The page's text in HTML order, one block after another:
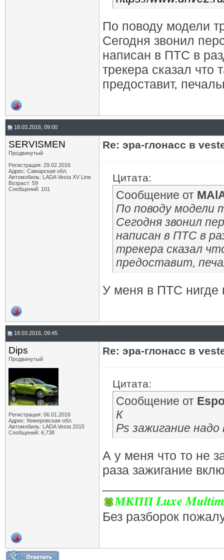
По поводу модели
Сегодня звонил
написан в ПТС в
трекера сказал
предоставит,
18.03.2016, 09:00
SERVISMEN
Продвинутый
Регистрация: 29.02.2016
Адрес: Самарская обл.
Автомобиль: LADA Vesta XV Line
Возраст: 59
Сообщений: 101
Re: эра-глонасс в
Цитата:
Сообщение от
По поводу модели
Сегодня звонил
написан в ПТС в
трекера сказал
предоставит,
У меня в ПТС нигде
18.03.2016, 09:45
Dips
Продвинутый
Регистрация: 06.01.2016
Адрес: Кемеровская обл.
Автомобиль: LADA Vesta 2015
Сообщений: 6,738
Re: эра-глонасс в
Цитата:
Сообщение от
К
Ps зажигание
А у меня что то не
раза зажигание
МКПП Luxe
Без разборок